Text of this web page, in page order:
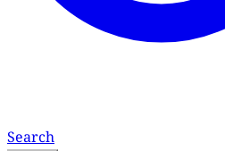
Search